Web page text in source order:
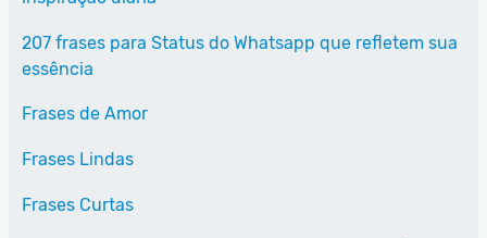
207 frases para Status do Whatsapp que refletem sua
essência
Frases de Amor
Frases Lindas
Frases Curtas